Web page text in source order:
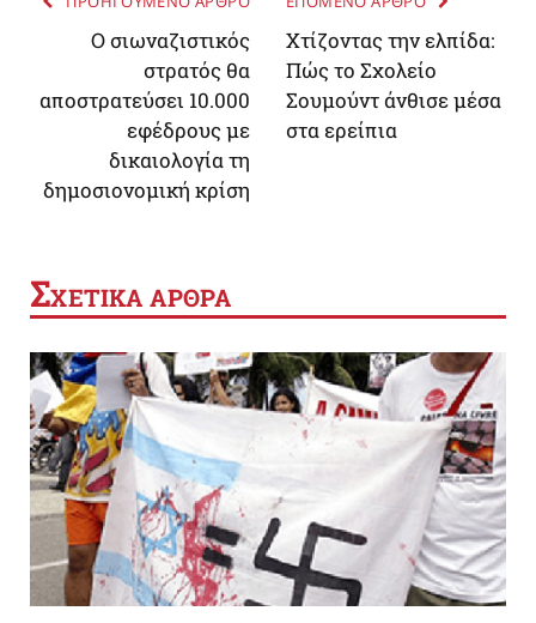
Ο σιωναζιστικός
στρατός θα
αποστρατεύσει 10.000
εφέδρους με
δικαιολογία τη
δημοσιονομική κρίση
Χτίζοντας την ελπίδα:
Πώς το Σχολείο
Σουμούντ άνθισε μέσα
στα ερείπια
ΣΧΕΤΙΚΑ ΑΡΘΡΑ